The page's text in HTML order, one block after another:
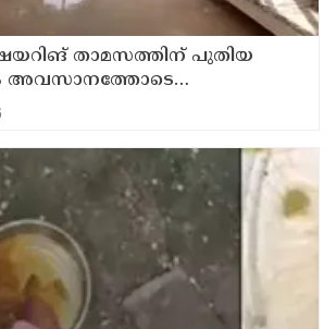
താമസത്തിന് പുതിയ
അവസാനത്തോടെ